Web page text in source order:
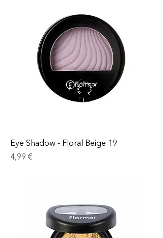
Eye Shadow - Floral Beige 19
Prix
4,99 €